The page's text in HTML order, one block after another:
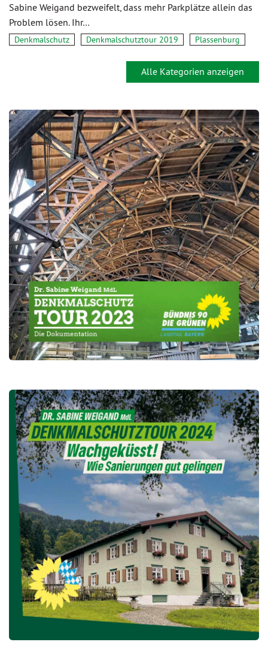
Sabine Weigand bezweifelt, dass mehr Parkplätze allein das
Problem lösen. Ihr…
Denkmalschutz Denkmalschutztour 2019 Plassenburg
Alle Kategorien anzeigen